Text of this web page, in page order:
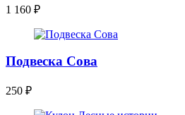
1 160 ₽
Подвеска Сова
250 ₽